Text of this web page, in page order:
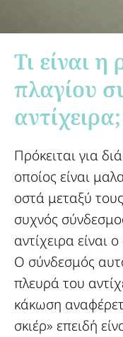
Τι είναι η
πλαγίου
αντίχειρα;​
Πρόκειται για
οποίος είναι
οστά μεταξύ
συχνός
αντίχειρα είναι
Ο σύνδεσμός
πλευρά του
κάκωση
σκιέρ» επειδή